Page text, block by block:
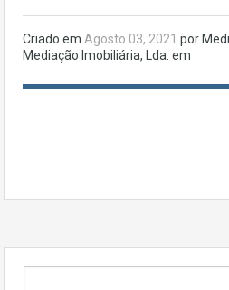
Criado em Agosto 03, 2021 por
Mediação Imobiliária, Lda. em